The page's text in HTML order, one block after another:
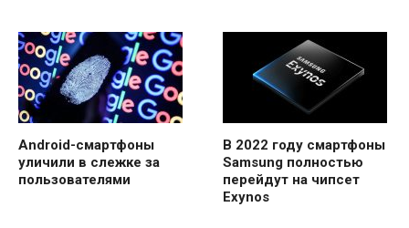
Android-смартфоны
уличили в слежке за
пользователями
В 2022 году смартфоны
Samsung полностью
перейдут на чипсет
Exynos